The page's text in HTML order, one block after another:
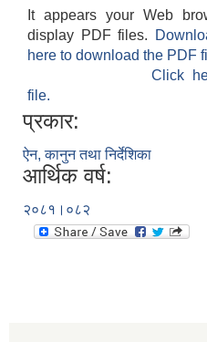
It appears your Web
display PDF files.
here to download the PDF
Click
file.
प्रकार:
ऐन, कानुन तथा निर्देशिका
आर्थिक वर्ष:
२०८१।०८२